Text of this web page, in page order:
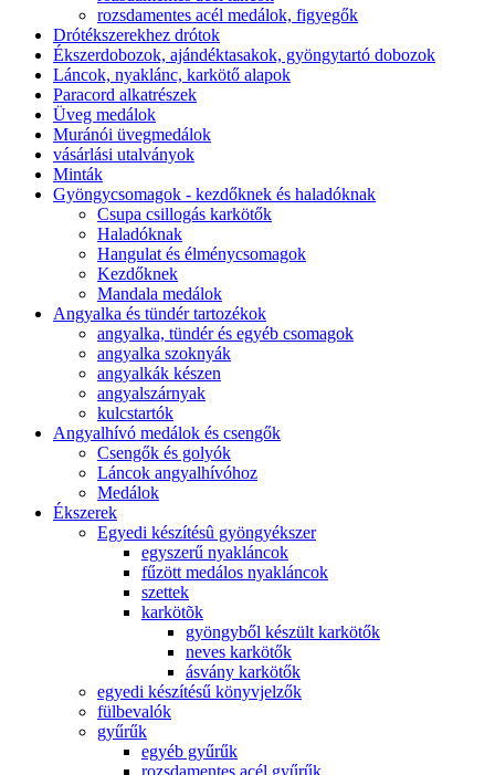
rozsdamentes acél medálok, figyegők
Drótékszerekhez drótok
Ékszerdobozok, ajándéktasakok, gyöngytartó dobozok
Láncok, nyaklánc, karkötő alapok
Paracord alkatrészek
Üveg medálok
Muránói üvegmedálok
vásárlási utalványok
Minták
Gyöngycsomagok - kezdőknek és haladóknak
Csupa csillogás karkötők
Haladóknak
Hangulat és élménycsomagok
Kezdőknek
Mandala medálok
Angyalka és tündér tartozékok
angyalka, tündér és egyéb csomagok
angyalka szoknyák
angyalkák készen
angyalszárnyak
kulcstartók
Angyalhívó medálok és csengők
Csengők és golyók
Láncok angyalhívóhoz
Medálok
Ékszerek
Egyedi készítésû gyöngyékszer
egyszerű nyakláncok
fűzött medálos nyakláncok
szettek
karkötõk
gyöngyből készült karkötők
neves karkötők
ásvány karkötők
egyedi készítésű könyvjelzők
fülbevalók
gyűrűk
egyéb gyűrűk